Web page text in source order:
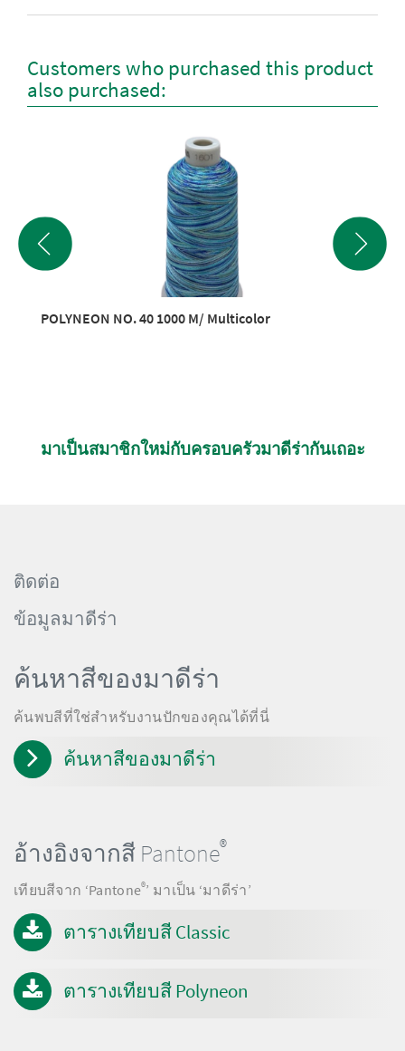
Customers who purchased this product
also purchased:
POLYNEON NO. 40 1000 M/ Multicolor
มาเป็นสมาชิกใหม่กับครอบครัวมาดีร่ากันเถอะ
ติดต่อ
ข้อมูลมาดีร่า
ค้นหาสีของมาดีร่า
ค้นพบสีที่ใช่สำหรับงานปักของคุณได้ที่นี่
ค้นหาสีของมาดีร่า
อ้างอิงจากสี Pantone®
เทียบสีจาก ‘Pantone®’ มาเป็น ‘มาดีร่า’
ตารางเทียบสี Classic
ตารางเทียบสี Polyneon